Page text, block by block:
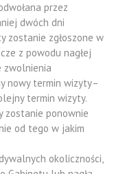
przez
dwóch dni
zostanie zgłoszone w
z powodu nagłej
zwolnienia
nowy termin wizyty–
termin wizyty.
zostanie ponownie
od tego w jakim
okoliczności,